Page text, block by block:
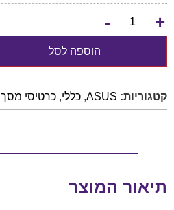
+
-
הוספה לסל
קטגוריות: ASUS
, כללי, כרטיסי מסך
תיאור המוצר